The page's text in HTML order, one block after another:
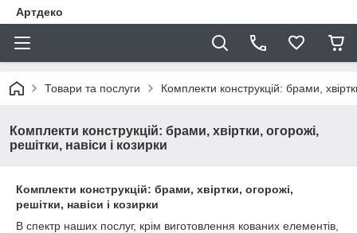
Артдеко
Товари та послуги Комплекти конструкцій: брами,
Комплекти конструкцій: брами, хвіртки, огорожі,
решітки, навіси і козирки
Комплекти конструкцій: брами, хвіртки, огорожі,
решітки, навіси і козирки
В спектр наших послуг, крім виготовлення кованих елементів,